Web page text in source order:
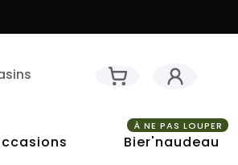
Bier'naudeau
À NE PAS LOUPER